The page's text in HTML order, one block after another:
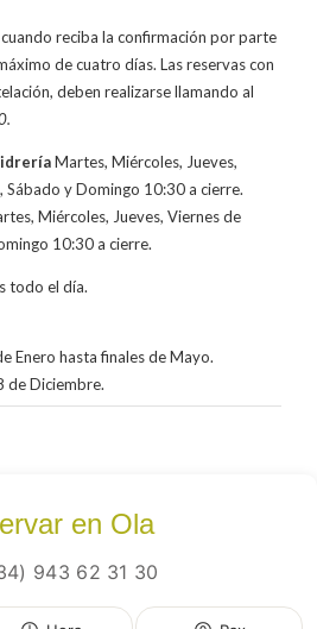
reciba la confirmación por parte
de cuatro días. Las reservas con
deben realizarse llamando al
Martes, Miércoles, Jueves,
y Domingo 10:30 a cierre.
Miércoles, Jueves, Viernes de
10:30 a cierre.
todo el día.
Enero hasta finales de Mayo.
de Diciembre.
en Ola
943 62 31 30